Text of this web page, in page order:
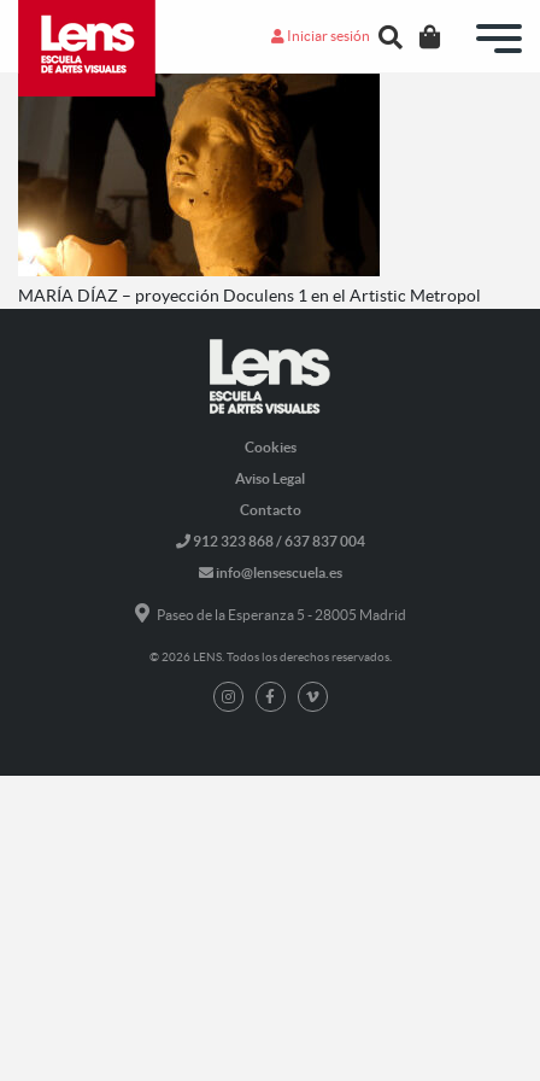
Iniciar sesión
MARÍA DÍAZ – proyección Doculens 1 en el Artistic Metropol
Cookies
Aviso Legal
Contacto
912 323 868 / 637 837 004
info@lensescuela.es
Paseo de la Esperanza 5 - 28005 Madrid
© 2026 LENS. Todos los derechos reservados.